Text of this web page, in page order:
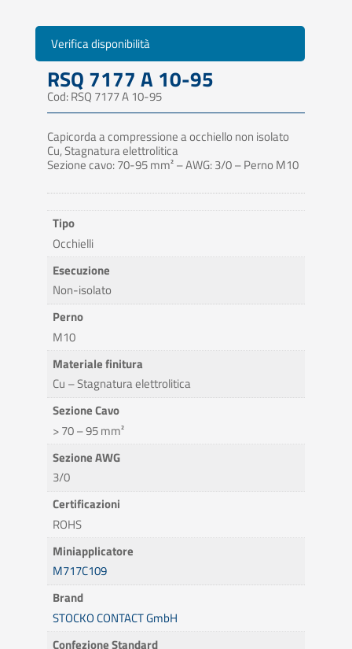
Verifica disponibilità
RSQ 7177 A 10-95
Cod: RSQ 7177 A 10-95
Capicorda a compressione a occhiello non isolato
Cu, Stagnatura elettrolitica
Sezione cavo: 70-95 mm² – AWG: 3/0 – Perno M10
Tipo
Occhielli
Esecuzione
Non-isolato
Perno
M10
Materiale finitura
Cu – Stagnatura elettrolitica
Sezione Cavo
> 70 – 95 mm²
Sezione AWG
3/0
Certificazioni
ROHS
Miniapplicatore
M717C109
Brand
STOCKO CONTACT GmbH
Confezione Standard